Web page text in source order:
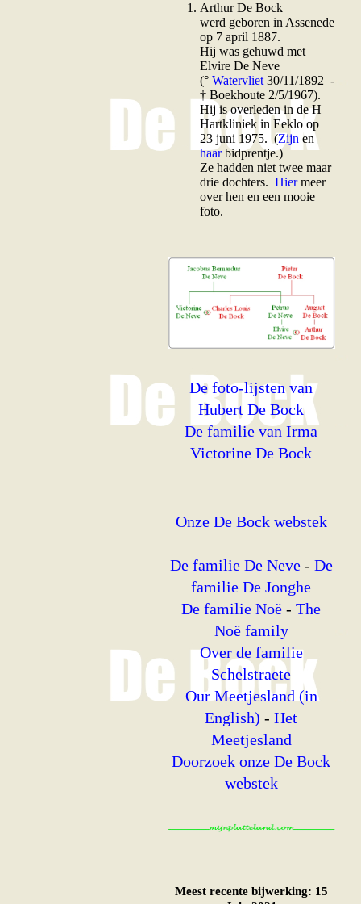
ArthurDe Bock
werd geboren in Assenede
op 7 april 1887.
Hij was gehuwd met
Elvire De Neve
(° Watervliet 30/11/1892 -
† Boekhoute 2/5/1967).
Hij is overleden in de H
Hartkliniek in Eeklo op
23 juni 1975. (Zijn en
haarbidprentje.)
Ze hadden niet twee maar
drie dochters. Hiermeer
over hen en een mooie
foto.
De foto-lijsten van
Hubert De Bock
De familie van Irma
Victorine De Bock
Onze De Bock webstek
De familie De Neve- De
familie De Jonghe
De familie Noë -The
Noë family
Over de familie
Schelstraete
Our Meetjesland (in
English) -Het
Meetjesland
Doorzoek onze De Bock
webstek
Meest recente bijwerking: 15